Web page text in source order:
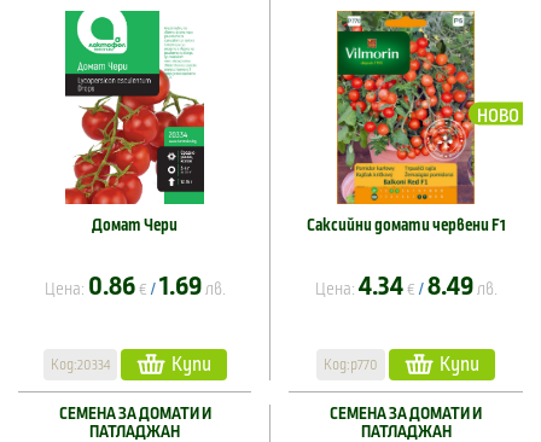
Домат Чери
Цена: 0.86 € / 1.69 лв.
Код:20334 Купи
НОВО
Саксийни домати червени F1
Цена: 4.34 € / 8.49 лв.
Код:p770 Купи
СЕМЕНА ЗА ДОМАТИ И
ПАТЛАДЖАН
СЕМЕНА ЗА ДОМАТИ И
ПАТЛАДЖАН